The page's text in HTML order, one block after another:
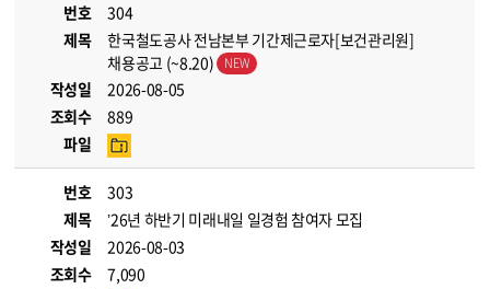
번호
304
제목
한국철도공사 전남본부 기간제근로자[보건관리원]
채용공고 (~8.20)
작성일
2026-08-05
조회수
889
파일
번호
303
제목
’26년 하반기 미래내일 일경험 참여자 모집
작성일
2026-08-03
조회수
7,090